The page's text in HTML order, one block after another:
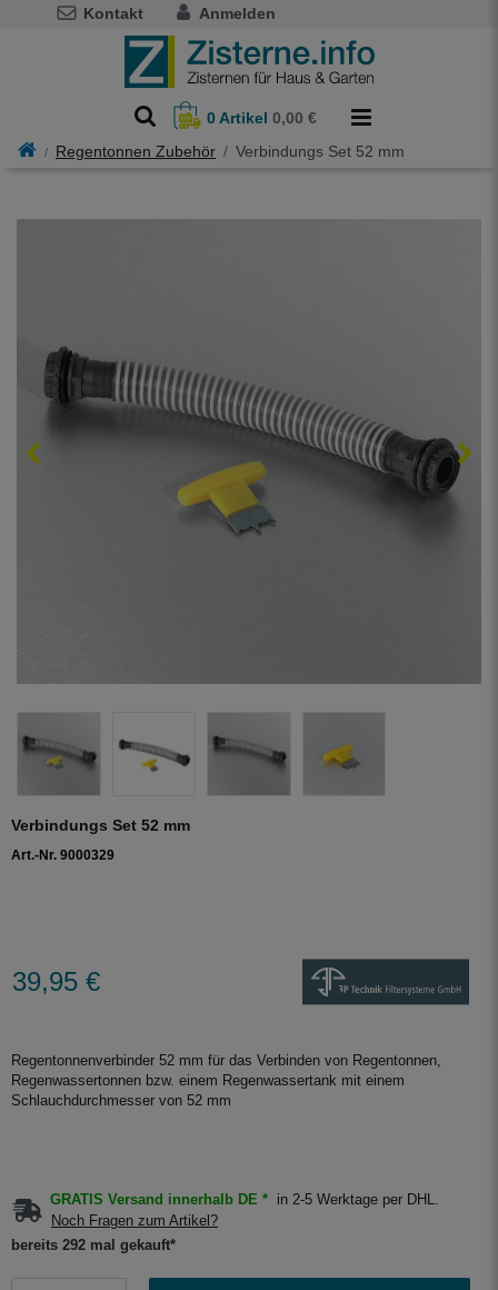
Kontakt Anmelden
0Artikel 0,00 €
Regentonnen Zubehör
Verbindungs Set 52 mm
Verbindungs Set 52 mm
Art.-Nr. 9000329
39,95 €
Regentonnenverbinder 52 mm für das Verbinden von Regentonnen,
Regenwassertonnen bzw. einem Regenwassertank mit einem
Schlauchdurchmesser von 52 mm
GRATIS Versand innerhalb DE *
in 2-5 Werktage per DHL.
Noch Fragen zum Artikel?
bereits 292 mal gekauft*